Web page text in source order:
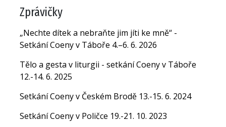
Zprávičky
„Nechte dítek a nebraňte jim jíti ke mně“ -
Setkání Coeny v Táboře 4.–6. 6. 2026
Tělo a gesta v liturgii - setkání Coeny v Táboře
12.-14. 6. 2025
Setkání Coeny v Českém Brodě 13.-15. 6. 2024
Setkání Coeny v Poličce 19.-21. 10. 2023